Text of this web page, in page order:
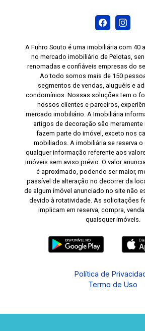
A Fuhro Souto é uma imobiliária com 40
no mercado imobiliário de Pelotas,
renomadas e confiáveis empresas do
Ao todo somos mais de 150
segmentos de vendas, aluguéis e
condomínios. Nossas soluções tem o
nossos clientes e parceiros,
mercado imobiliário. A Imobiliária
artigos de decoração são meramente
fazem parte do imóvel, exceto nos
mobiliados. A imobiliária se reserva o
qualquer informação referente aos
imóveis sem aviso prévio. O valor
é aproximado, podendo ser maior,
passível de alteração no decorrer da
de algum imóvel anunciado no site não
devido à rotatividade. As solicitações
implicam em reserva, compra,
quaisquer imóveis.
Política de
Termo de Uso